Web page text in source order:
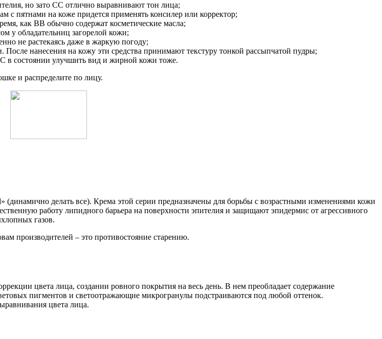
но зато CC отлично выравнивают тон лица;
с пятнами на коже придется применять консилер или корректор;
как ВВ обычно содержат косметические масла;
у обладательниц загорелой кожи;
не растекаясь даже в жаркую погоду;
нанесения на кожу эти средства принимают текстуру тонкой рассыпчатой пудры;
в состоянии улучшить вид и жирной кожи тоже.
и распределите по лицу.
делать все). Крема этой серии предназначены для борьбы с возрастными изменениями кожи
работу липидного барьера на поверхности эпителия и защищают эпидермис от агрессивного
газов.
производителей – это противостояние старению.
цвета лица, создании ровного покрытия на весь день. В нем преобладает содержание
пигментов и светоотражающие микрогранулы подстраиваются под любой оттенок.
цвета лица.